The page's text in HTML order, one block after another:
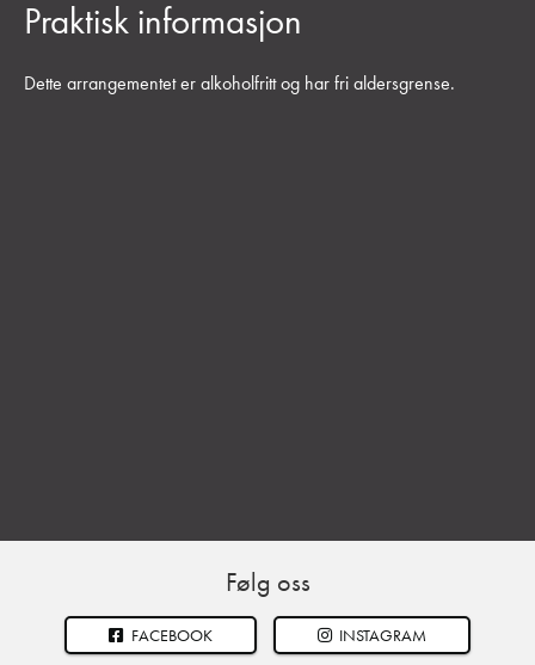
Praktisk informasjon
Dette arrangementet er alkoholfritt og har fri aldersgrense.
Følg oss
FACEBOOK INSTAGRAM